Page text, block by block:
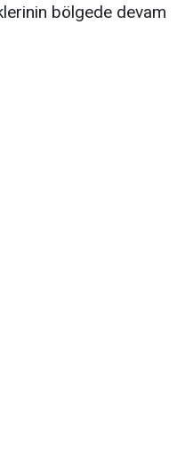
bölgede devam